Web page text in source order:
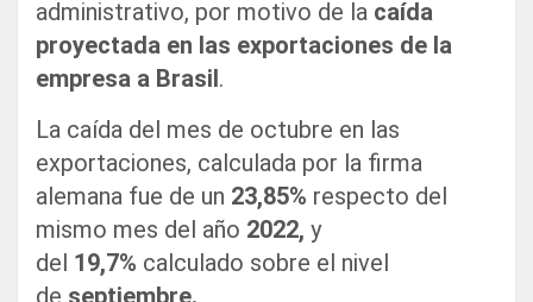
administrativo, por motivo de la caída
proyectada en las exportaciones de la
empresa a Brasil.
La caída del mes de octubre en las
exportaciones, calculada por la firma
alemana fue de un 23,85% respecto del
mismo mes del año 2022, y
del 19,7% calculado sobre el nivel
de septiembre.